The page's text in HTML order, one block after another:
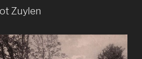
Zuylen